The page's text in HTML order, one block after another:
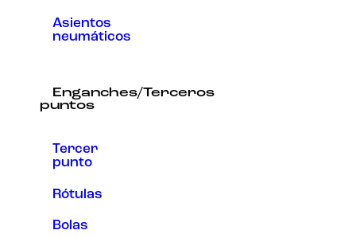
Asientos
neumáticos
Enganches/Terceros
puntos
Tercer
punto
Rótulas
Bolas